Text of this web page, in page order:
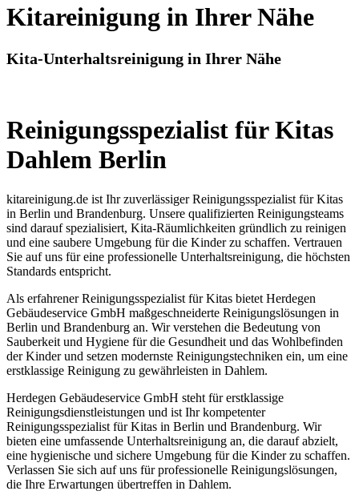
Kitareinigung in Ihrer Nähe
Kita-Unterhaltsreinigung in Ihrer Nähe
Reinigungsspezialist für Kitas
Dahlem Berlin
kitareinigung.de ist Ihr zuverlässiger Reinigungsspezialist für Kitas
in Berlin und Brandenburg. Unsere qualifizierten Reinigungsteams
sind darauf spezialisiert, Kita-Räumlichkeiten gründlich zu reinigen
und eine saubere Umgebung für die Kinder zu schaffen. Vertrauen
Sie auf uns für eine professionelle Unterhaltsreinigung, die höchsten
Standards entspricht.
Als erfahrener Reinigungsspezialist für Kitas bietet Herdegen
Gebäudeservice GmbH maßgeschneiderte Reinigungslösungen in
Berlin und Brandenburg an. Wir verstehen die Bedeutung von
Sauberkeit und Hygiene für die Gesundheit und das Wohlbefinden
der Kinder und setzen modernste Reinigungstechniken ein, um eine
erstklassige Reinigung zu gewährleisten in Dahlem.
Herdegen Gebäudeservice GmbH steht für erstklassige
Reinigungsdienstleistungen und ist Ihr kompetenter
Reinigungsspezialist für Kitas in Berlin und Brandenburg. Wir
bieten eine umfassende Unterhaltsreinigung an, die darauf abzielt,
eine hygienische und sichere Umgebung für die Kinder zu schaffen.
Verlassen Sie sich auf uns für professionelle Reinigungslösungen,
die Ihre Erwartungen übertreffen in Dahlem.